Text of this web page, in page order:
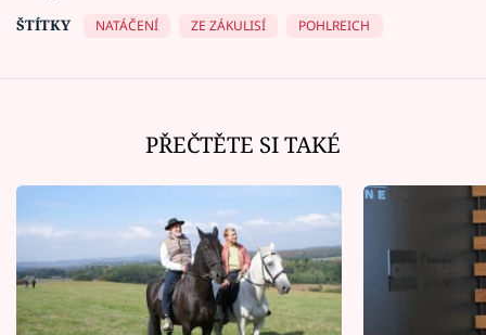
ŠTÍTKY
NATÁČENÍ ZE ZÁKULISÍ POHLREICH
PŘEČTĚTE SI TAKÉ